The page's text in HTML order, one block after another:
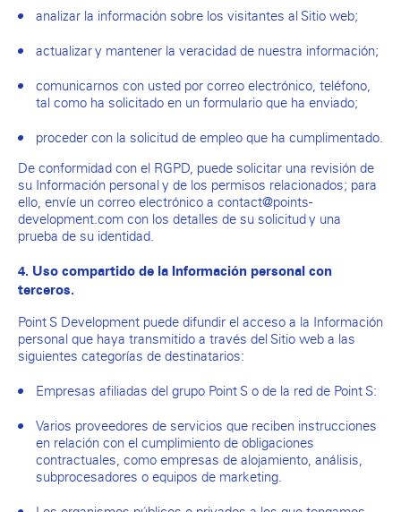
analizar la información sobre los visitantes al Sitio web;
actualizar y mantener la veracidad de nuestra información;
comunicarnos con usted por correo electrónico, teléfono,
tal como ha solicitado en un formulario que ha enviado;
proceder con la solicitud de empleo que ha cumplimentado.
De conformidad con el RGPD, puede solicitar una revisión de
su Información personal y de los permisos relacionados; para
ello, envíe un correo electrónico a contact@points-
development.com con los detalles de su solicitud y una
prueba de su identidad.
4. Uso compartido de la Información personal con
terceros.
Point S Development puede difundir el acceso a la Información
personal que haya transmitido a través del Sitio web a las
siguientes categorías de destinatarios:
Empresas afiliadas del grupo Point S o de la red de Point S:
Varios proveedores de servicios que reciben instrucciones
en relación con el cumplimiento de obligaciones
contractuales, como empresas de alojamiento, análisis,
subprocesadores o equipos de marketing.